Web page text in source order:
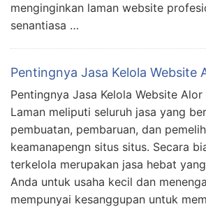
menginginkan laman website
senantiasa …
Pentingnya Jasa Kelola Website
Pentingnya Jasa Kelola Website Alor
Laman meliputi seluruh jasa yang
pembuatan, pembaruan, dan
keamanapengn situs situs. Secara
terkelola merupakan jasa hebat
Anda untuk usaha kecil dan
mempunyai kesanggupan untuk